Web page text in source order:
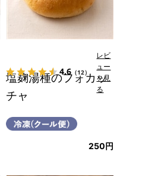
塩麹湯種のフォカッ
チャ
4.6（12）
レビ
ュー
を見
る
250円